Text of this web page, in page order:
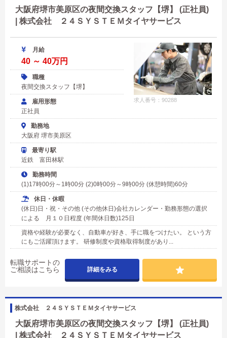
大阪府堺市美原区の夜間交換スタッフ【堺】 (正社員)
| 株式会社 ２４ＳＹＳＴＥＭタイヤサービス
求人番号：90288
月給
40 ～ 40万円
職種
夜間交換スタッフ【堺】
雇用形態
正社員
勤務地
大阪府 堺市美原区
最寄り駅
近鉄 富田林駅
勤務時間
(1)17時00分～1時00分 (2)0時00分～9時00分 (休憩時間)60分
休日・休暇
(休日)日・祝・その他 (その他休日)会社カレンダー・勤務形態の選択
による 月１０日程度 (年間休日数)125日
資格や経験が必要なく、自動車が好き、手に職をつけたい。 という方
にもご活躍頂けます。 研修制度や資格取得制度があり...
転職サポートの
ご相談はこちら
詳細をみる
株式会社 ２４ＳＹＳＴＥＭタイヤサービス
大阪府堺市美原区の夜間交換スタッフ【堺】 (正社員)
| 株式会社 ２４ＳＹＳＴＥＭタイヤサービス